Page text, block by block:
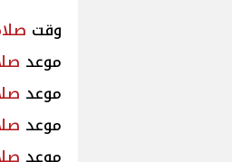
وقت
موعد
موعد
موعد